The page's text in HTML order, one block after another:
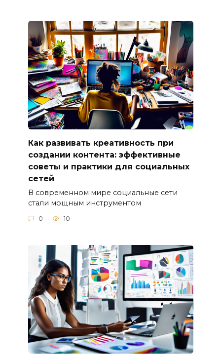
Как развивать креативность при
создании контента: эффективные
советы и практики для социальных
сетей
В современном мире социальные сети
стали мощным инструментом
0 10